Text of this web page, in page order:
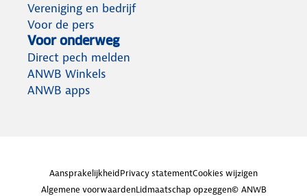
Vereniging en bedrijf
Voor de pers
Voor onderweg
Direct pech melden
ANWB Winkels
ANWB apps
AansprakelijkheidPrivacy statementCookies wijzigen
Algemene voorwaardenLidmaatschap opzeggen© ANWB